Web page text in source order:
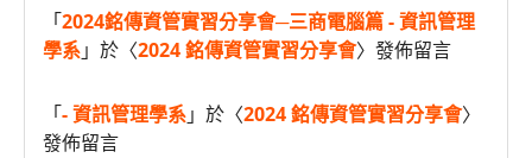
「2024銘傳資管實習分享會─三商電腦篇 - 資訊管理
學系」於〈2024 銘傳資管實習分享會〉發佈留言
「- 資訊管理學系」於〈2024 銘傳資管實習分享會〉
發佈留言